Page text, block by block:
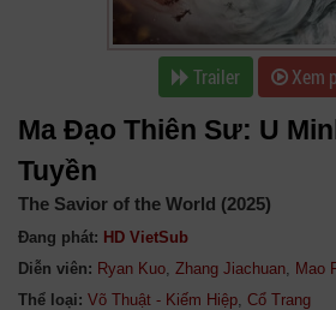
Trailer Xem
Ma Đạo Thiên Sư: U
Tuyền
The Savior of the World (2025)
Đang phát: HD VietSub
Diễn viên: Ryan Kuo, Zhang Jiachuan, Mao
Thể loại: Võ Thuật - Kiếm Hiệp, Cổ Trang